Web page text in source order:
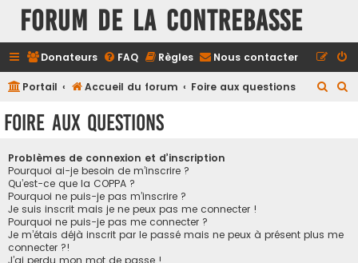
FORUM DE LA CONTREBASSE
Donateurs FAQ Règles Nous contacter
Portail Accueil du forum Foire aux questions
h
Foire aux questions
Problèmes de connexion et d’inscription
Pourquoi ai-je besoin de m’inscrire ?
Qu’est-ce que la COPPA ?
Pourquoi ne puis-je pas m’inscrire ?
Je suis inscrit mais je ne peux pas me connecter !
Pourquoi ne puis-je pas me connecter ?
Je m’étais déjà inscrit par le passé mais ne peux à présent plus me
connecter ?!